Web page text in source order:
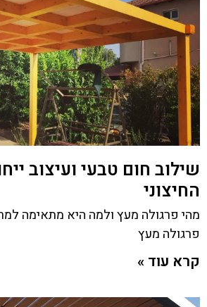
שילוב חום טבעי ועיצוב
החיצוני
מהי פרגולה מעץ ולמה היא מתאימה
פרגולה מעץ
קרא עוד »